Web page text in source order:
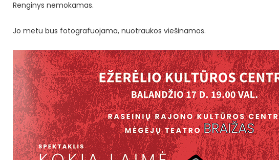
Renginys nemokamas.
Jo metu bus fotografuojama, nuotraukos viešinamos.